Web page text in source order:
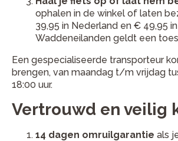
ophalen in de winkel of laten
39,95 in Nederland en € 49,95
Waddeneilanden geldt een
Een gespecialiseerde transporteur
brengen, van maandag t/m vrijdag
18:00 uur.
Vertrouwd en veilig
14 dagen omruilgarantie als